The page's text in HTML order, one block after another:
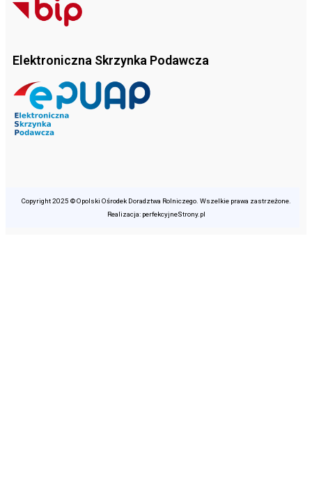
Elektroniczna Skrzynka Podawcza
Copyright 2025 © Opolski Ośrodek Doradztwa Rolniczego. Wszelkie prawa zastrzeżone.
Realizacja: perfekcyjneStrony.pl